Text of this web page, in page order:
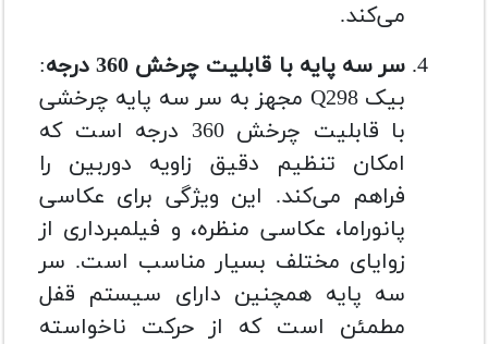
می‌کند.
سر سه پایه با قابلیت چرخش 360 درجه
:
بیک Q298 مجهز به سر سه پایه چرخشی
با قابلیت چرخش 360 درجه است که
امکان تنظیم دقیق زاویه دوربین را
فراهم می‌کند. این ویژگی برای عکاسی
پانوراما، عکاسی منظره، و فیلمبرداری از
زوایای مختلف بسیار مناسب است. سر
سه پایه همچنین دارای سیستم قفل
مطمئن است که از حرکت ناخواسته